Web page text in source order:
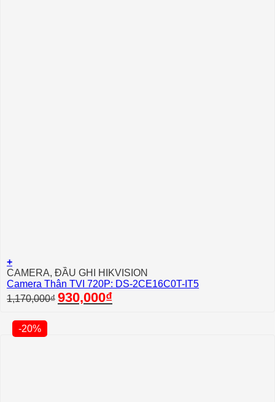
+
CAMERA, ĐẦU GHI HIKVISION
Camera Thân TVI 720P: DS-2CE16C0T-IT5
1,170,000₫ Giá
gốc
930,000₫Giá
hiện
-20%